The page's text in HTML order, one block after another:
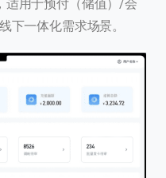
适用于预付（储值）/会
下一体化需求场景。